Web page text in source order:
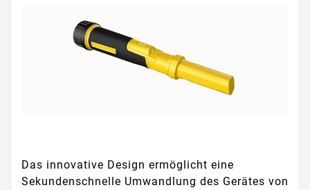
Das innovative Design ermöglicht eine
Sekundenschnelle Umwandlung des Gerätes von